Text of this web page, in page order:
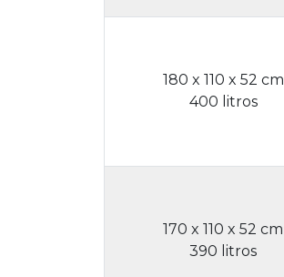
180 x 110 x 52 cm
400 litros
170 x 110 x 52 cm
390 litros